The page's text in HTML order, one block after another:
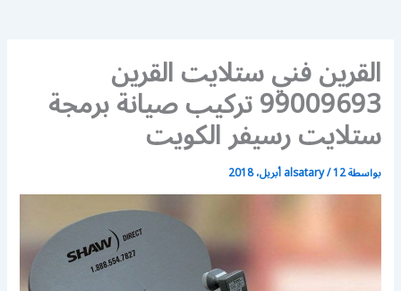
القرين فني ستلايت القرين
99009693 تركيب صيانة برمجة
ستلايت رسيفر الكويت
بواسطة alsatary/12 أبريل، 2018